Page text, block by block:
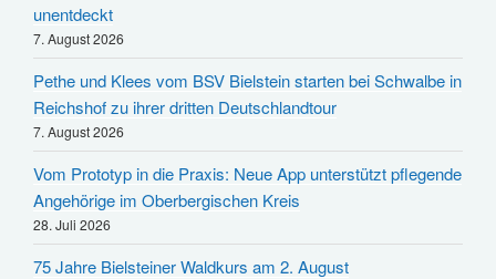
unentdeckt
7. August 2026
Pethe und Klees vom BSV Bielstein starten bei Schwalbe in
Reichshof zu ihrer dritten Deutschlandtour
7. August 2026
Vom Prototyp in die Praxis: Neue App unterstützt pflegende
Angehörige im Oberbergischen Kreis
28. Juli 2026
75 Jahre Bielsteiner Waldkurs am 2. August